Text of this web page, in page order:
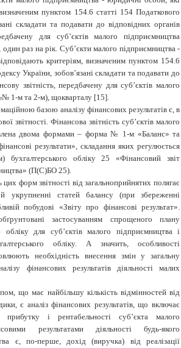
пунктом 154.6 статті 154 Податкового
складати та подавати до відповідних органів
для суб’єктів малого підприємництва
раз на рік. Суб’єкти малого підприємництва -
критеріям, визначеним пунктом 154.6
України, зобов’язані складати та подавати до
звітність, передбачену для суб’єктів малого
1-м та 2-м), щокварталу [15].
базою аналізу фінансових результатів є, в
звітності. Фінансова звітність суб’єктів малого
двома формами – форма № 1-м «Баланс» та
результати», складання яких регулюється
бухгалтерського обліку 25 «Фінансовий звіт
(П(С)БО 25).
цих форм звітності від загальноприйнятих полягає
й укрупненні статей балансу (при збереженні
побудові «Звіту про фінансові результат».
застосуванням спрощеного плану
обліку для суб’єктів малого підприємництва і
обліку. А значить, особливості
необхідність внесення змін у загальну
фінансових результатів діяльності малих
що має найбільшу кількість відмінностей від
є аналіз фінансових результатів, що включає
прибутку і рентабельності суб’єкта малого
результатами діяльності будь-якого
є, по-перше, дохід (виручка) від реалізації